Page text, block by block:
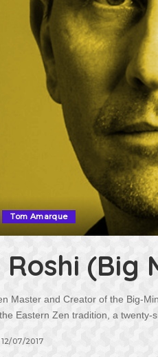
Tom Amarque
Roshi (Big
Master and Creator of the Big-
Eastern Zen tradition, a
12/07/2017